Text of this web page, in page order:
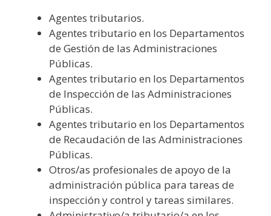
Agentes tributarios.
Agentes tributario en los Departamentos
de Gestión de las Administraciones
Públicas.
Agentes tributario en los Departamentos
de Inspección de las Administraciones
Públicas.
Agentes tributario en los Departamentos
de Recaudación de las Administraciones
Públicas.
Otros/as profesionales de apoyo de la
administración pública para tareas de
inspección y control y tareas similares.